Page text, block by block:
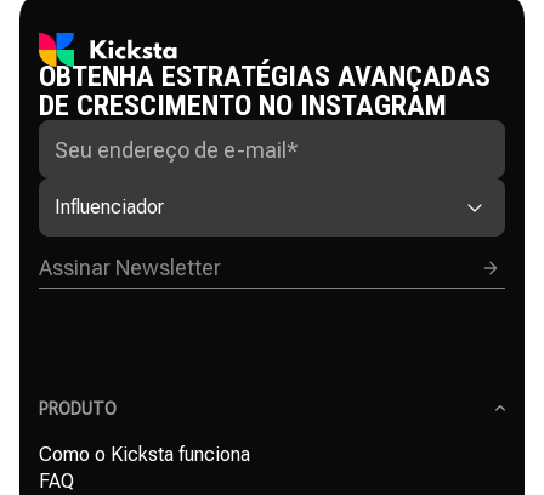
OBTENHA ESTRATÉGIAS AVANÇADAS
DE CRESCIMENTO NO INSTAGRAM
Influenciador
PRODUTO
Como o Kicksta funciona
FAQ